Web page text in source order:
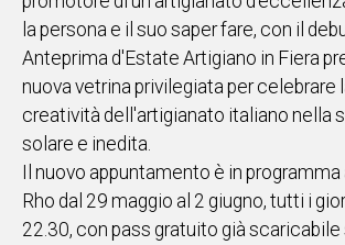
Vai
UNISCITI
AL CANALE
WHATSAPP
la persona e il suo saper fare, con il
Anteprima d'Estate Artigiano in Fiera
nuova vetrina privilegiata per celebrare
creatività dell'artigianato italiano nella
solare e inedita.
Il nuovo appuntamento è in
Rho dal 29 maggio al 2 giugno, tutti i
22.30, con pass gratuito già scaricabile